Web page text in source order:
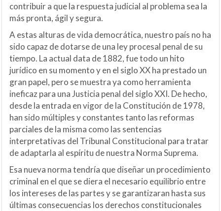
contribuir a que la respuesta judicial al problema sea la
más pronta, ágil y segura.
A estas alturas de vida democrática, nuestro país no ha
sido capaz de dotarse de una ley procesal penal de su
tiempo. La actual data de 1882, fue todo un hito
jurídico en su momento y en el siglo XX ha prestado un
gran papel, pero se muestra ya como herramienta
ineficaz para una Justicia penal del siglo XXI. De hecho,
desde la entrada en vigor de la Constitución de 1978,
han sido múltiples y constantes tanto las reformas
parciales de la misma como las sentencias
interpretativas del Tribunal Constitucional para tratar
de adaptarla al espíritu de nuestra Norma Suprema.
Esa nueva norma tendría que diseñar un procedimiento
criminal en el que se diera el necesario equilibrio entre
los intereses de las partes y se garantizaran hasta sus
últimas consecuencias los derechos constitucionales